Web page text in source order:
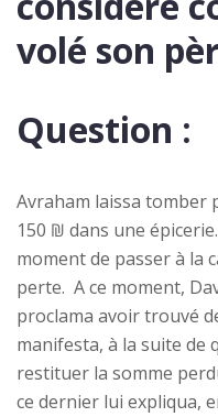
volé son
Question :
Avraham laissa tomber
150 ₪ dans une
moment de passer à la
perte. A ce moment,
proclama avoir trouvé
manifesta, à la suite de
restituer la somme
ce dernier lui expliqua,